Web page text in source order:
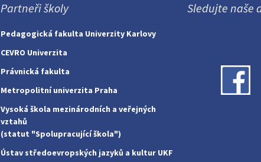
Partneři školy
Pedagogická fakulta Univerzity Karlovy
CEVRO Univerzita
Právnická fakulta
Metropolitní univerzita Praha
Vysoká škola mezinárodních a veřejných
vztahů
(statut "Spolupracující škola")
Ústav středoevropských jazyků a kultur UKF
Sledujte naše